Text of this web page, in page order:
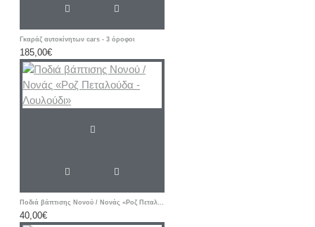
Γκαράζ αυτοκίνητων cars - 3 όροφοι
185,00€
Ποδιά βάπτισης Νονού / Νονάς «Ροζ Πεταλούδα - Λουλούδι»
40,00€